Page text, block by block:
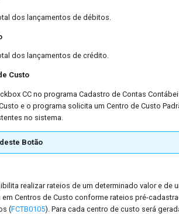
dos lançamentos de débitos.
dos lançamentos de crédito.
Custo
CC no programa Cadastro de Contas
e o programa solicita um Centro de Custo
no sistema.
Botão
realizar rateios de um determinado valor e de
em Centros de Custo conforme rateios pré-
(FCTB0105). Para cada centro de custo será